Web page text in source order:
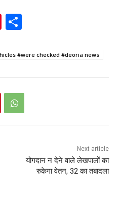
Pi
nt
er
st
ar
#were checked #deoria news
Next article
योगदान न देने वाले लेखपालों का
रुकेगा वेतन, 32 का तबादला